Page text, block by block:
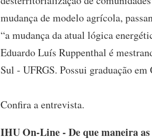
mudança de modelo agrícola,
“a mudança da atual lógica
Eduardo Luís Ruppenthal é
Sul - UFRGS. Possui graduação
Confira a entrevista.
IHU On-Line - De que maneira